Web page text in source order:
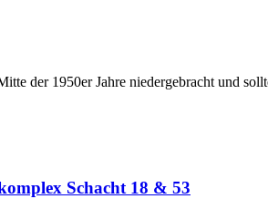
der 1950er Jahre niedergebracht und
Schacht 18 & 53